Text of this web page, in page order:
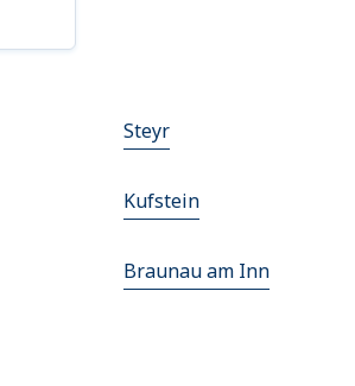
Steyr
Kufstein
Braunau am Inn